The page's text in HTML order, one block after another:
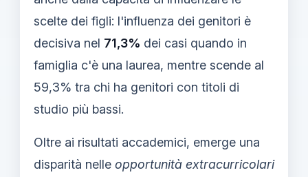
scelte dei figli: l'influenza dei genitori è
decisiva nel 71,3% dei casi quando in
famiglia c'è una laurea, mentre scende al
59,3% tra chi ha genitori con titoli di
studio più bassi.
Oltre ai risultati accademici, emerge una
disparità nelle opportunità extracurricolari